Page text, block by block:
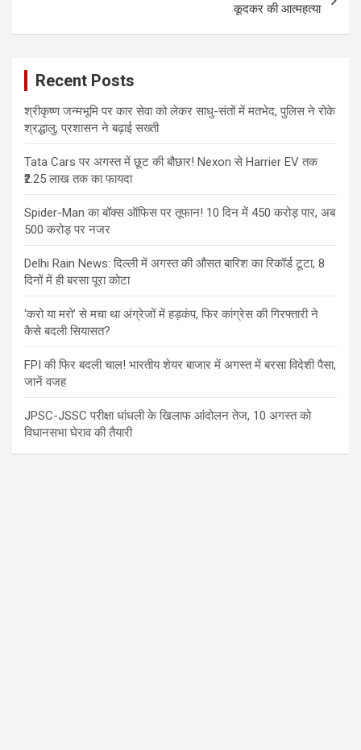
कूदकर की आत्महत्या
Recent Posts
श्रीकृष्ण जन्मभूमि पर कार सेवा को लेकर साधु-संतों में मतभेद, पुलिस ने रोके
श्रद्धालु; प्रशासन ने बढ़ाई सख्ती
Tata Cars पर अगस्त में छूट की बौछार! Nexon से Harrier EV तक
₹2.25 लाख तक का फायदा
Spider-Man का बॉक्स ऑफिस पर तूफान! 10 दिन में 450 करोड़ पार, अब
500 करोड़ पर नजर
Delhi Rain News: दिल्ली में अगस्त की औसत बारिश का रिकॉर्ड टूटा, 8
दिनों में ही बरसा पूरा कोटा
‘करो या मरो’ से मचा था अंग्रेजों में हड़कंप, फिर कांग्रेस की गिरफ्तारी ने
कैसे बदली सियासत?
FPI की फिर बदली चाल! भारतीय शेयर बाजार में अगस्त में बरसा विदेशी पैसा,
जानें वजह
JPSC-JSSC परीक्षा धांधली के खिलाफ आंदोलन तेज, 10 अगस्त को
विधानसभा घेराव की तैयारी